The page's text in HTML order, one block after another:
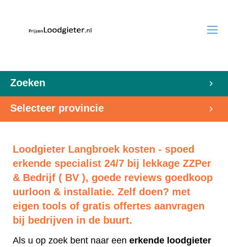
Zoeken
Selecteer provincie
Loodgieter Langbroek kosten - spoed
erkende specialist 24/7 bij lekkage ZZPer
& Bedrijf ( BV ), goede reviews goedkoop
uurloon & installatie. Zelf doen? met
eigen tools of gratis offertes aanvragen
bij bedrijven in de buurt.
Als u op zoek bent naar een erkende loodgieter